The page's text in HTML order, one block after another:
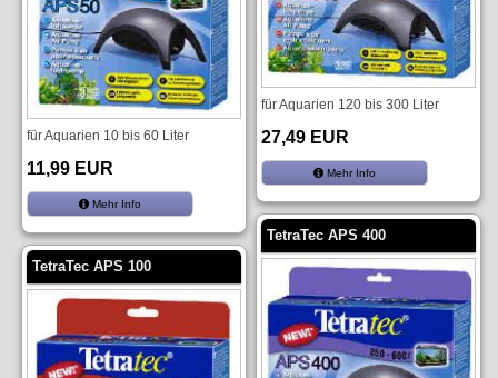
für Aquarien 10 bis 60 Liter
11,99 EUR
Mehr Info
TetraTec APS 100
für Aquarien 120 bis 300 Liter
27,49 EUR
Mehr Info
TetraTec APS 400